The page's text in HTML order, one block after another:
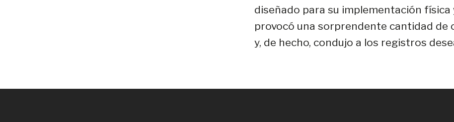
diseñado para su implementación física
provocó una sorprendente cantidad de
y, de hecho, condujo a los registros